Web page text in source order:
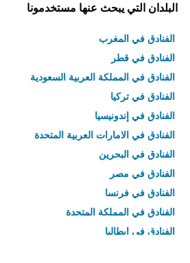
البلدان التي يبحث عنها مستخدمونا
الفنادق في المغرب
الفنادق في قطر
الفنادق في المملكة العربية السعودية
الفنادق في تركيا
الفنادق في إندونيسيا
الفنادق في الامارات العربية المتحدة
الفنادق في البحرين
الفنادق في مصر
الفنادق في فرنسا
الفنادق في المملكة المتحدة
الفنادق في إيطاليا